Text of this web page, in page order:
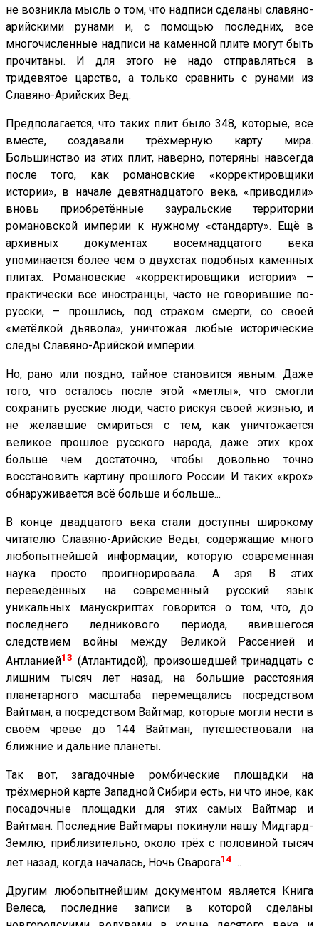
не возникла мысль о том, что надписи сделаны славяно-
арийскими рунами и, с помощью последних, все
многочисленные надписи на каменной плите могут быть
прочитаны. И для этого не надо отправляться в
тридевятое царство, а только сравнить с рунами из
Славяно-Арийских Вед.
Предполагается, что таких плит было 348, которые, все
вместе, создавали трёхмерную карту мира.
Большинство из этих плит, наверно, потеряны навсегда
после того, как романовские «корректировщики
истории», в начале девятнадцатого века, «приводили»
вновь приобретённые зауральские территории
романовской империи к нужному «стандарту». Ещё в
архивных документах восемнадцатого века
упоминается более чем о двухстах подобных каменных
плитах. Романовские «корректировщики истории» –
практически все иностранцы, часто не говорившие по-
русски, – прошлись, под страхом смерти, со своей
«метёлкой дьявола», уничтожая любые исторические
следы Славяно-Арийской империи.
Но, рано или поздно, тайное становится явным. Даже
того, что осталось после этой «метлы», что смогли
сохранить русские люди, часто рискуя своей жизнью, и
не желавшие смириться с тем, как уничтожается
великое прошлое русского народа, даже этих крох
больше чем достаточно, чтобы довольно точно
восстановить картину прошлого России. И таких «крох»
обнаруживается всё больше и больше...
В конце двадцатого века стали доступны широкому
читателю Славяно-Арийские Веды, содержащие много
любопытнейшей информации, которую современная
наука просто проигнорировала. А зря. В этих
переведённых на современный русский язык
уникальных манускриптах говорится о том, что, до
последнего ледникового периода, явившегося
следствием войны между Великой Рассенией и
Антланией13 (Атлантидой), произошедшей тринадцать с
лишним тысяч лет назад, на большие расстояния
планетарного масштаба перемещались посредством
Вайтман, а посредством Вайтмар, которые могли нести в
своём чреве до 144 Вайтман, путешествовали на
ближние и дальние планеты.
Так вот, загадочные ромбические площадки на
трёхмерной карте Западной Сибири есть, ни что иное, как
посадочные площадки для этих самых Вайтмар и
Вайтман. Последние Вайтмары покинули нашу Мидгард-
Землю, приблизительно, около трёх с половиной тысяч
лет назад, когда началась, Ночь Сварога14 ...
Другим любопытнейшим документом является Книга
Велеса, последние записи в которой сделаны